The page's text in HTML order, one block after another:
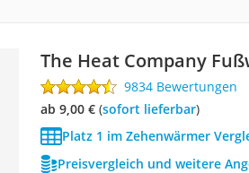
The Heat Company
9834 Bewertungen
ab 9,00 €( Sofort lieferbar)
Platz 1 im Zehenwärmer
Preisvergleich und weitere